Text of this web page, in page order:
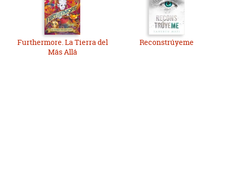
Furthermore. La Tierra del
Más Allá
Reconstrúyeme